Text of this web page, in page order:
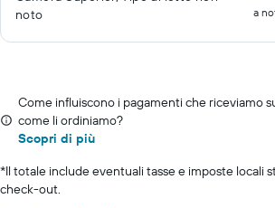
noto
a
Come influiscono i pagamenti che riceviamo
come li ordiniamo?
Scopri di più
*Il totale include eventuali tasse e imposte locali
check-out.